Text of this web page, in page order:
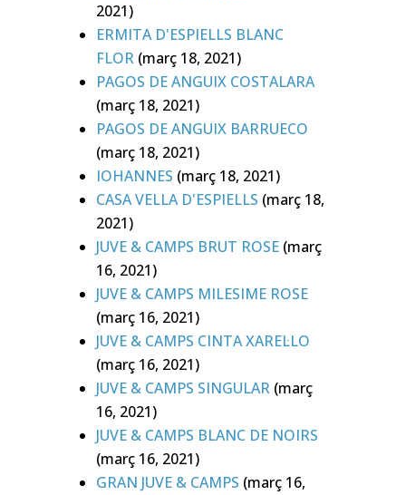
2021)
ERMITA D'ESPIELLS BLANC
FLOR (març 18, 2021)
PAGOS DE ANGUIX COSTALARA
(març 18, 2021)
PAGOS DE ANGUIX BARRUECO
(març 18, 2021)
IOHANNES (març 18, 2021)
CASA VELLA D'ESPIELLS (març 18,
2021)
JUVE & CAMPS BRUT ROSE (març
16, 2021)
JUVE & CAMPS MILESIME ROSE
(març 16, 2021)
JUVE & CAMPS CINTA XAREL·LO
(març 16, 2021)
JUVE & CAMPS SINGULAR (març
16, 2021)
JUVE & CAMPS BLANC DE NOIRS
(març 16, 2021)
GRAN JUVE & CAMPS (març 16,